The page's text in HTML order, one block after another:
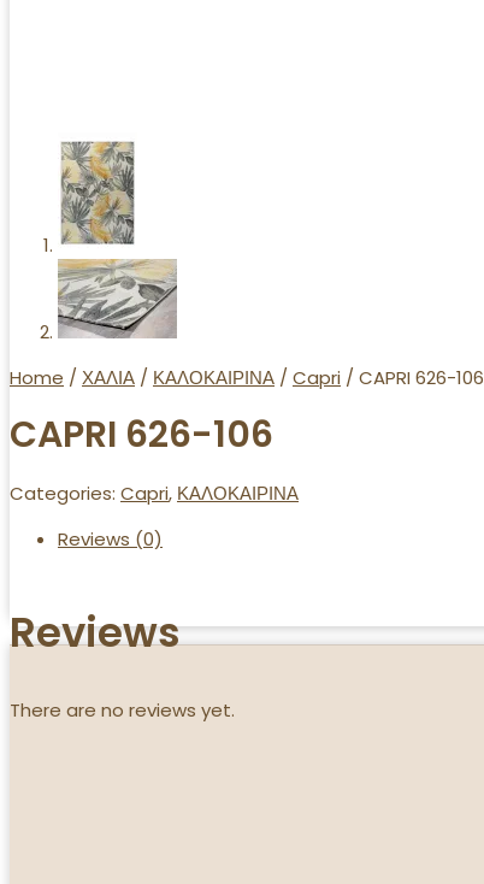
Home / ΧΑΛΙΑ / ΚΑΛΟΚΑΙΡΙΝΑ / Capri / CAPRI 626-106
CAPRI 626-106
Categories: Capri, ΚΑΛΟΚΑΙΡΙΝΑ
Reviews (0)
Reviews
There are no reviews yet.